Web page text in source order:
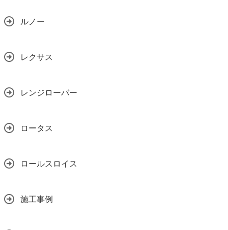
ルノー
レクサス
レンジローバー
ロータス
ロールスロイス
施工事例